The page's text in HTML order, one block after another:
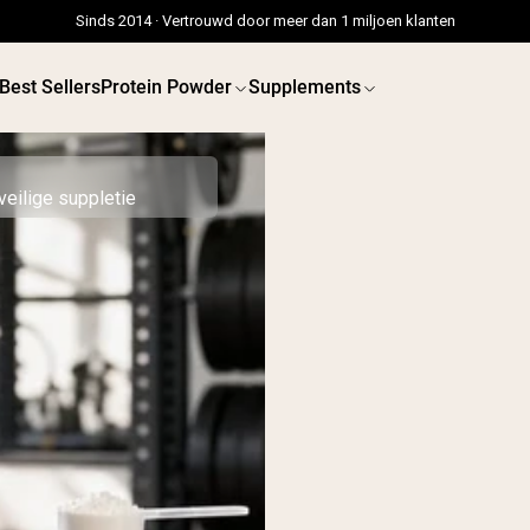
Sinds 2014 · Vertrouwd door meer dan 1 miljoen klanten
Best SellersProtein Powder Supplements
Best Seller
Erwteneiwit
Grasgevoerd Wei Eiwit
Poeder
Collageenpeptiden
Chocolade
Grasgevoerde Wei
Vanille grasgevoerde
wei
Weidegevoerde wei
suppletie